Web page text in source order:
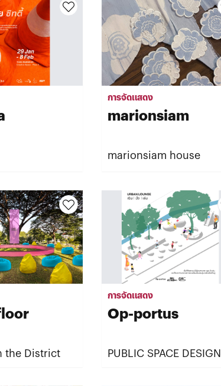
การจัดแสดง
marionsiam
marionsiam house
the District
การจัดแสดง
Op-portus
PUBLIC SPACE DESIGN